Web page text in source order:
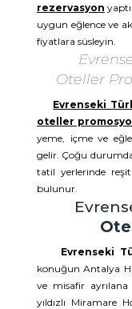
rezervasyon
uygun eğlence ve
fiyatlara süsleyin.
Oteller
Evrenseki
oteller
yeme, içme ve
gelir. Çoğu
tatil yerlerinde
bulunur.
Evrenseki
konuğun Antalya
ve misafir
yıldızlı Miramare